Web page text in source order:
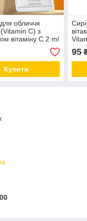
обличчя
C) з
вітаміну C 2 ml
30 штук)
Купити
мл
95